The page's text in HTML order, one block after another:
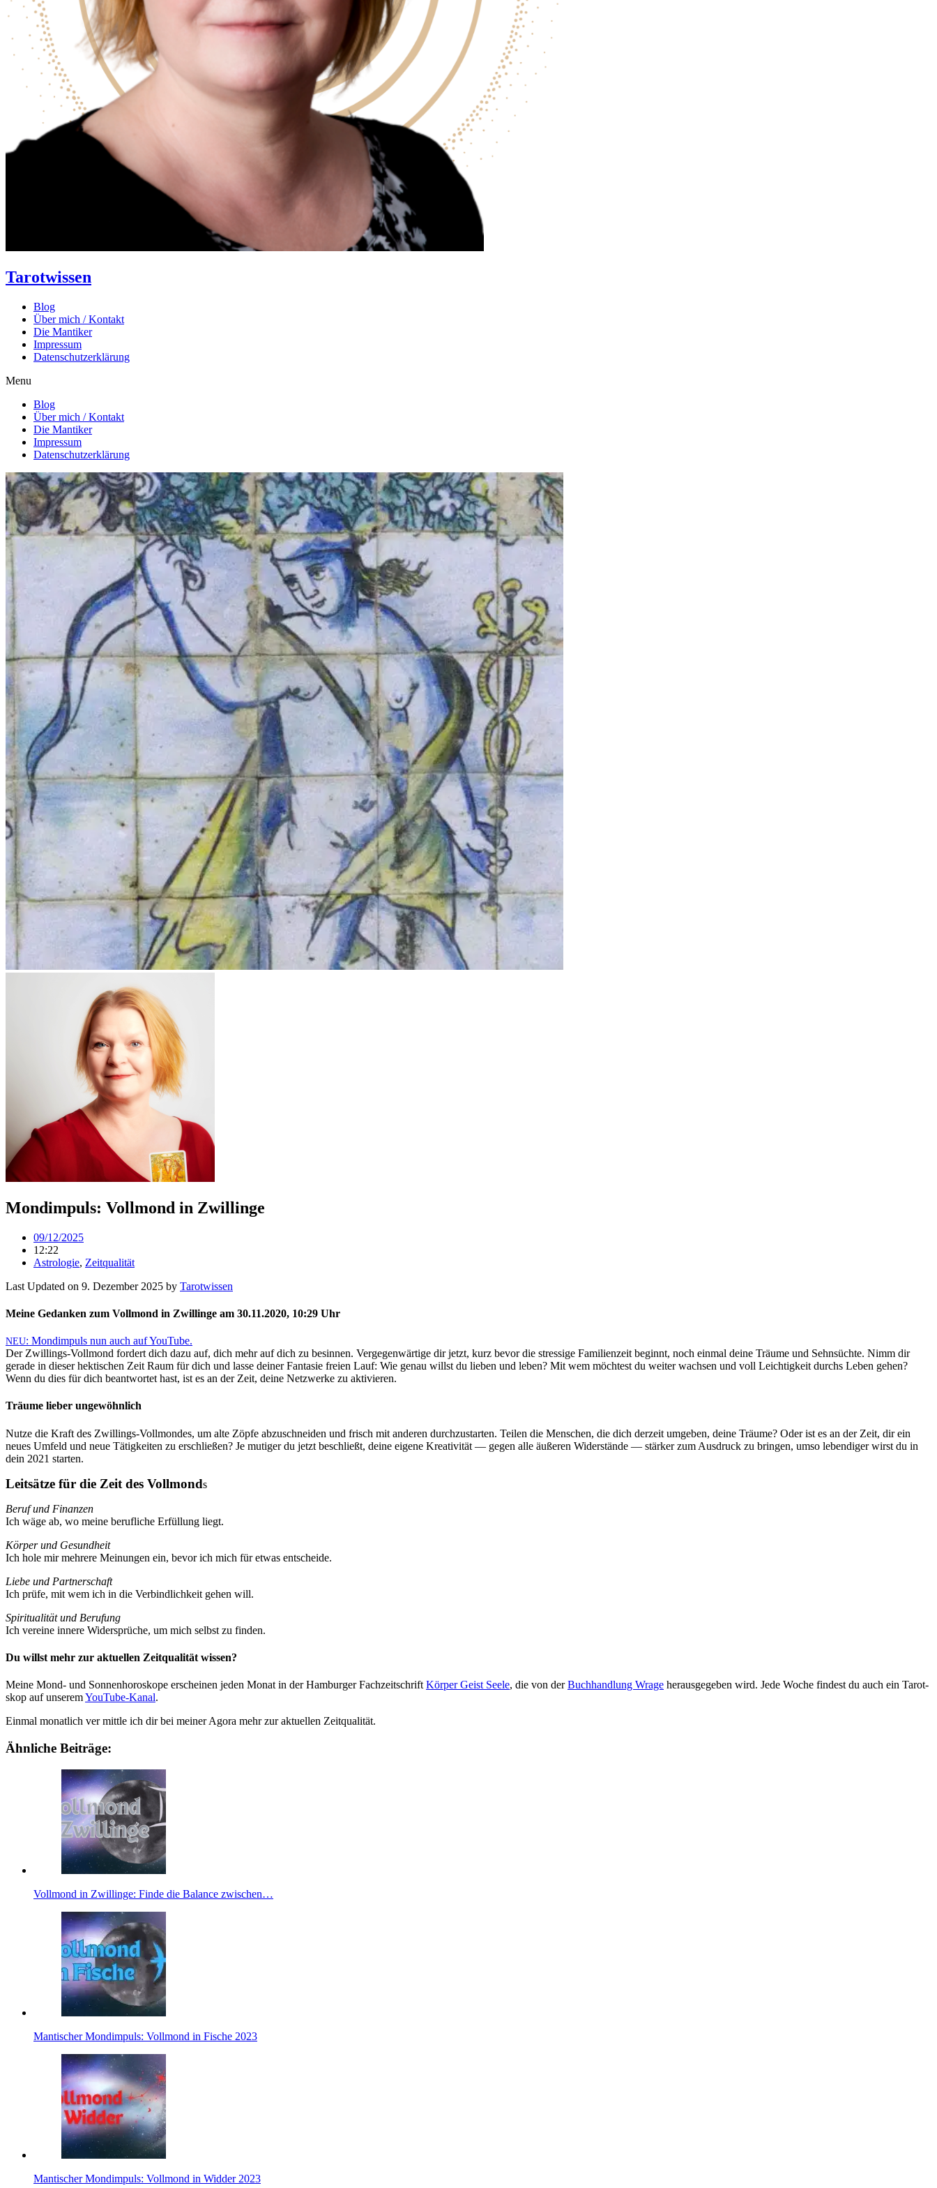
Tarotwissen
Blog
Über mich / Kontakt
Die Mantiker
Impressum
Datenschutzerklärung
Menu
Blog
Über mich / Kontakt
Die Mantiker
Impressum
Datenschutzerklärung
Mondimpuls: Vollmond in Zwillinge
09/12/2025
12:22
Astrologie, Zeitqualität
Last Updated on 9. Dezember 2025 by Tarot­wissen
Meine Gedanken zum Vollmond in Zwillinge am 30.11.2020, 10:29 Uhr
NEU: Mond­im­puls nun auch auf You­Tube.
Der Zwil­lings-Voll­mond for­dert dich dazu auf, dich mehr auf dich zu besinnen. Ver­ge­gen­wär­tige dir jetzt, kurz bevor die stres­sige Fami­li­en­zeit beginnt, noch einmal deine Träume und Sehn­süchte. Nimm dir
gerade in dieser hek­ti­schen Zeit Raum für dich und lasse deiner Fan­tasie freien Lauf: Wie genau willst du lieben und leben? Mit wem möch­test du weiter wachsen und voll Leich­tig­keit durchs Leben gehen?
Wenn du dies für dich beant­wortet hast, ist es an der Zeit, deine Netz­werke zu aktivieren.
Träume lieber ungewöhnlich
Nutze die Kraft des Zwil­lings-Voll­mondes, um alte Zöpfe abzu­schneiden und frisch mit anderen durch­zu­starten. Teilen die Men­schen, die dich der­zeit umgeben, deine Träume? Oder ist es an der Zeit, dir ein
neues Umfeld und neue Tätig­keiten zu erschließen? Je mutiger du jetzt beschließt, deine eigene Krea­ti­vität — gegen alle äußeren Wider­stände — stärker zum Aus­druck zu bringen, umso leben­diger wirst du in
dein 2021 starten.
Leit­sätze für die Zeit des Voll­monds
Beruf und Finanzen
Ich wäge ab, wo meine beruf­liche Erfül­lung liegt.
Körper und Gesund­heit
Ich hole mir meh­rere Mei­nungen ein, bevor ich mich für etwas entscheide.
Liebe und Part­ner­schaft
Ich prüfe, mit wem ich in die Ver­bind­lich­keit gehen will.
Spi­ri­tua­lität und Beru­fung
Ich ver­eine innere Wider­sprüche, um mich selbst zu finden.
Du willst mehr zur aktuellen Zeitqualität wissen?
Meine Mond- und Son­nen­ho­ro­skope erscheinen jeden Monat in der Ham­burger Fach­zeit­schrift Körper Geist Seele, die von derBuch­hand­lung Wrage her­aus­ge­geben wird. Jede Woche fin­dest du auch ein Tarot­
skop auf unseremYou­Tube-Kanal.
Einmal monat­lich ver mittle ich dir bei meiner Agora mehr zur aktu­ellen Zeitqualität.
Ähnliche Beiträge:
Voll­mond in Zwil­linge: Finde die Balance zwischen…
Man­ti­scher Mond­im­puls: Voll­mond in Fische 2023
Man­ti­scher Mond­im­puls: Voll­mond in Widder 2023